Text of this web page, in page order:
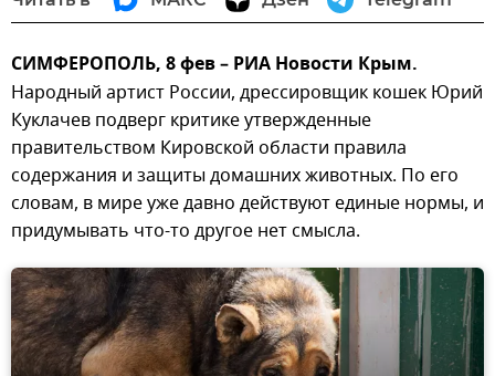
СИМФЕРОПОЛЬ, 8 фев – РИА Новости Крым.
Народный артист России, дрессировщик кошек Юрий
Куклачев подверг критике утвержденные
правительством Кировской области правила
содержания и защиты домашних животных. По его
словам, в мире уже давно действуют единые нормы, и
придумывать что-то другое нет смысла.